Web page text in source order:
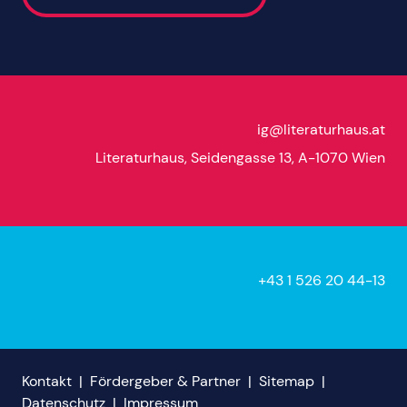
ig@literaturhaus.at
Literaturhaus, Seidengasse 13, A-1070 Wien
+43 1 526 20 44-13
Kontakt | Fördergeber & Partner | Sitemap |
Datenschutz | Impressum